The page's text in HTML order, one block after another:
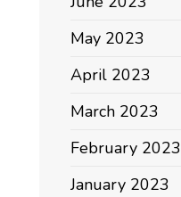
May 2023
April 2023
March 2023
February 2023
January 2023